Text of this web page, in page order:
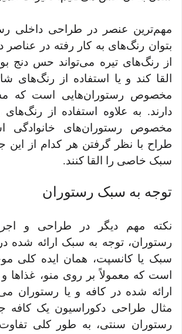
مهم‌ترین عنصر در طراحی داخلی
بتوان رنگ‌های به کار رفته در عناصر
از رنگ‌های تیره می‌تواند حس دنج
القا کند و یا استفاده از رنگ‌های
مخصوص رستوران‌هایی است که
دارند. به علاوه استفاده از
مخصوص رستوران‌های خانوادگی
طراح با نظر گرفتن هر کدام از این
سبک خاصی را القا کنند.
توجه به سبک رستوران
نکته مهم دیگر در طراحی و
رستوران، توجه به سبک ارائه شده
سبک یا کانسپت، همان ایده کلی
است که معمولاً بر روی منو، غذاها
ارائه شده در کافه و یا رستوران
مثال طراحی دکوراسیون یک کافه
رستوران سنتی، به طور کلی